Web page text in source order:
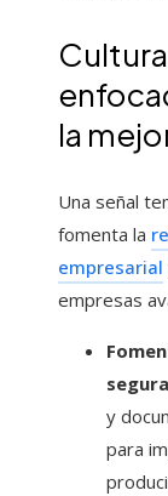
la
Una señal
fomenta la
empresarial
empresas
y
para